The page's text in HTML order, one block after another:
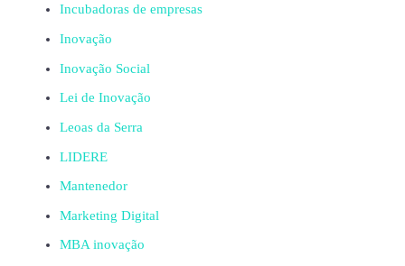
Incubadoras de empresas
Inovação
Inovação Social
Lei de Inovação
Leoas da Serra
LIDERE
Mantenedor
Marketing Digital
MBA inovação